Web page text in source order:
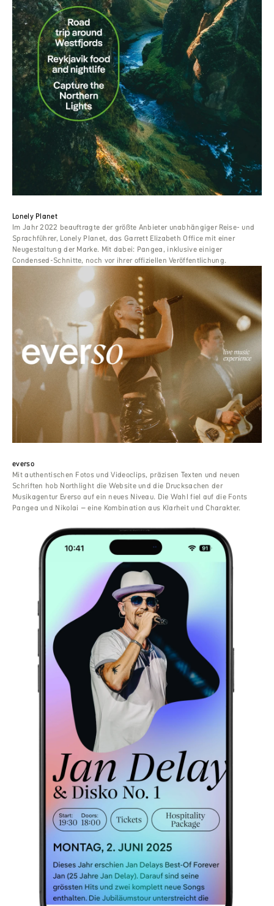
Lonely Planet
Im Jahr 2022 beauftragte der größte Anbieter unabhängiger Reise- und
Sprachführer, Lonely Planet, das Garrett Elizabeth Office mit einer
Neugestaltung der Marke. Mit dabei: Pangea, inklusive einiger
Condensed-Schnitte, noch vor ihrer offiziellen Veröffentlichung.
everso
Mit authentischen Fotos und Videoclips, präzisen Texten und neuen
Schriften hob Northlight die Website und die Drucksachen der
Musikagentur Everso auf ein neues Niveau. Die Wahl fiel auf die Fonts
Pangea und Nikolai – eine Kombination aus Klarheit und Charakter.